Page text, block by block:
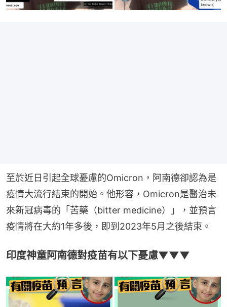
至於近日引起全球憂慮的Omicron，阿南德卻認為是
疫情大流行結束的開始。他形容，Omicron是醫治未
來新冠病毒的「苦藥（bitter medicine）」，並預言
疫情將在大約1年多後，即到2023年5月之後結束。
印度神童阿南德對疫苗有以下憂慮▼▼▼